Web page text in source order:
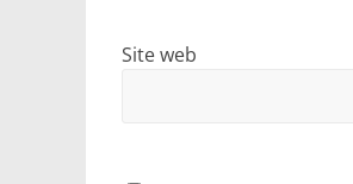
Site web